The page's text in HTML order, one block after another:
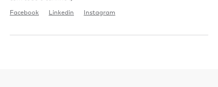
Facebook Linkedin Instagram